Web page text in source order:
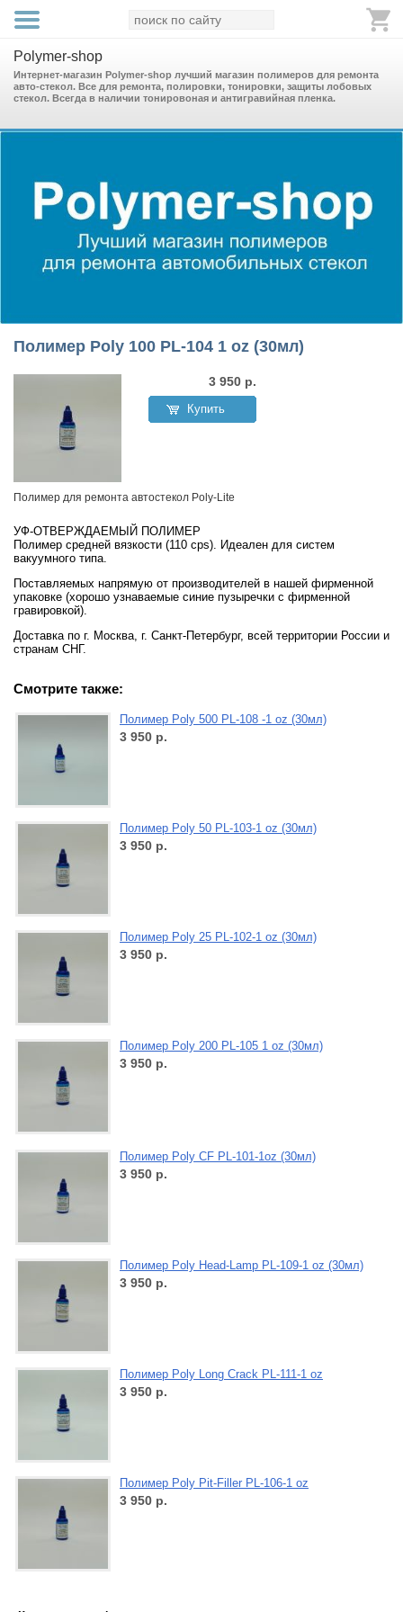
Polymer-shop
Интернет-магазин Polymer-shop лучший магазин полимеров для ремонта
авто-стекол. Все для ремонта, полировки, тонировки, защиты лобовых
стекол. Всегда в наличии тонировоная и антигравийная пленка.
Полимер Poly 100 PL-104 1 oz (30мл)
3 950 р.
Купить
Полимер для ремонта автостекол Poly-Lite
УФ-ОТВЕРЖДАЕМЫЙ ПОЛИМЕР
Полимер средней вязкости (110 cps). Идеален для систем
вакуумного типа.
Поставляемых напрямую от производителей в нашей фирменной
упаковке (хорошо узнаваемые синие пузыречки с фирменной
гравировкой).
Доставка по г. Москва, г. Санкт-Петербург, всей территории России и
странам СНГ.
Смотрите также:
Полимер Poly 500 PL-108 -1 oz (30мл)
3 950 р.
Полимер Poly 50 PL-103-1 oz (30мл)
3 950 р.
Полимер Poly 25 PL-102-1 oz (30мл)
3 950 р.
Полимер Poly 200 PL-105 1 oz (30мл)
3 950 р.
Полимер Poly CF PL-101-1oz (30мл)
3 950 р.
Полимер Poly Head-Lamp PL-109-1 oz (30мл)
3 950 р.
Полимер Poly Long Crack PL-111-1 oz
3 950 р.
Полимер Poly Pit-Filler PL-106-1 oz
3 950 р.